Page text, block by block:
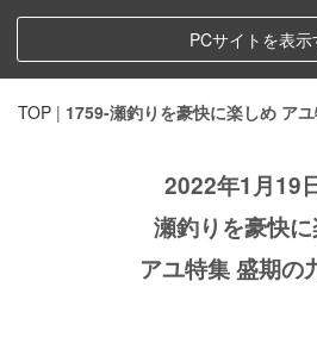
PCサイトを表示
TOP | 1759-瀬釣りを豪快に楽しめ ア
2022年1月19
瀬釣りを豪快
アユ特集 盛期の